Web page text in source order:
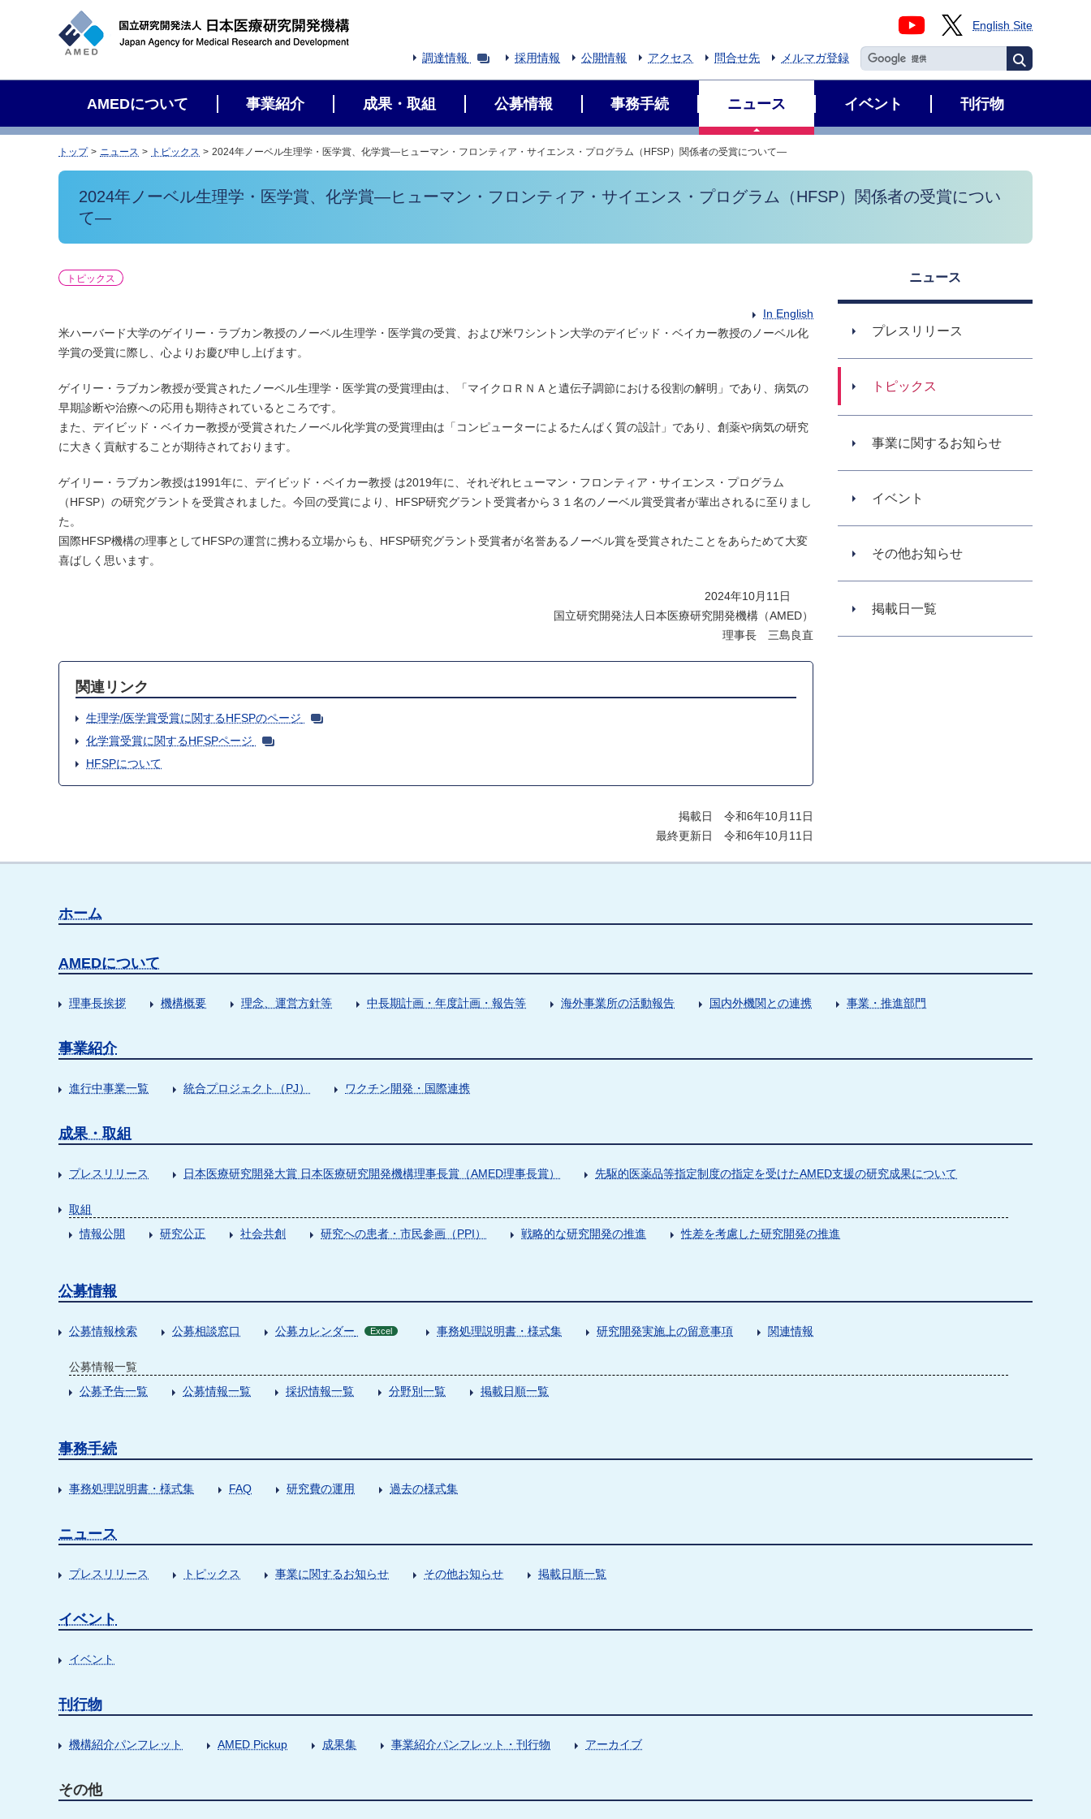
English Site
調達情報 採用情報 公開情報 アクセス 問合せ先 メルマガ登録
AMEDについて 事業紹介 成果・取組 公募情報 事務手続 ニュース イベント 刊行物
トップ ニュース トピックス 2024年ノーベル生理学・医学賞、化学賞―ヒューマン・フロンティア・サイエンス・プログラム（HFSP）関係者の受賞について―
2024年ノーベル生理学・医学賞、化学賞―ヒューマン・フロンティア・サイエンス・プログラム（HFSP）関係者の受賞につい
て―
トピックス
In English
米ハーバード大学のゲイリー・ラブカン教授のノーベル生理学・医学賞の受賞、および米ワシントン大学のデイビッド・ベイカー教授のノーベル化
学賞の受賞に際し、心よりお慶び申し上げます。
ゲイリー・ラブカン教授が受賞されたノーベル生理学・医学賞の受賞理由は、「マイクロＲＮＡと遺伝子調節における役割の解明」であり、病気の
早期診断や治療への応用も期待されているところです。
また、デイビッド・ベイカー教授が受賞されたノーベル化学賞の受賞理由は「コンピューターによるたんぱく質の設計」であり、創薬や病気の研究
に大きく貢献することが期待されております。
ゲイリー・ラブカン教授は1991年に、デイビッド・ベイカー教授 は2019年に、それぞれヒューマン・フロンティア・サイエンス・プログラム
（HFSP）の研究グラントを受賞されました。今回の受賞により、HFSP研究グラント受賞者から３１名のノーベル賞受賞者が輩出されるに至りまし
た。
国際HFSP機構の理事としてHFSPの運営に携わる立場からも、HFSP研究グラント受賞者が名誉あるノーベル賞を受賞されたことをあらためて大変
喜ばしく思います。
2024年10月11日
国立研究開発法人日本医療研究開発機構（AMED）
理事長 三島良直
関連リンク
生理学/医学賞受賞に関するHFSPのページ
化学賞受賞に関するHFSPページ
HFSPについて
掲載日 令和6年10月11日
最終更新日 令和6年10月11日
ニュース
プレスリリース
トピックス
事業に関するお知らせ
イベント
その他お知らせ
掲載日一覧
ホーム
AMEDについて
理事長挨拶 機構概要 理念、運営方針等 中長期計画・年度計画・報告等 海外事業所の活動報告 国内外機関との連携 事業・推進部門
事業紹介
進行中事業一覧 統合プロジェクト（PJ） ワクチン開発・国際連携
成果・取組
プレスリリース 日本医療研究開発大賞 日本医療研究開発機構理事長賞（AMED理事長賞） 先駆的医薬品等指定制度の指定を受けたAMED支援の研究成果について
取組
情報公開
研究公正 社会共創 研究への患者・市民参画（PPI） 戦略的な研究開発の推進 性差を考慮した研究開発の推進
公募情報
公募情報検索 公募相談窓口 公募カレンダー Excel 事務処理説明書・様式集 研究開発実施上の留意事項 関連情報
公募情報一覧
公募予告一覧
公募情報一覧 採択情報一覧 分野別一覧 掲載日順一覧
事務手続
事務処理説明書・様式集 FAQ 研究費の運用 過去の様式集
ニュース
プレスリリース トピックス 事業に関するお知らせ その他お知らせ 掲載日順一覧
イベント
イベント
刊行物
機構紹介パンフレット AMED Pickup 成果集 事業紹介パンフレット・刊行物 アーカイブ
その他